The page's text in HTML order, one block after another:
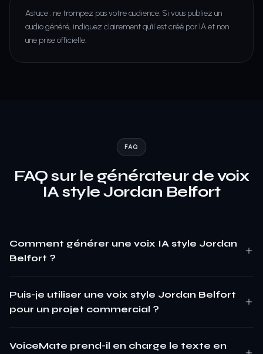
Astuce : ne trompez pas votre audience. Si vous publiez un
audio généré, indiquez clairement qu'il est créé par IA et non
une prise officielle.
FAQ
FAQ sur le générateur de voix
IA style Jordan Belfort
Comment générer une voix IA style Jordan
Belfort ?
Puis-je utiliser une voix style Jordan Belfort
pour un projet commercial ?
VoiceMate prend-il en charge le texte en